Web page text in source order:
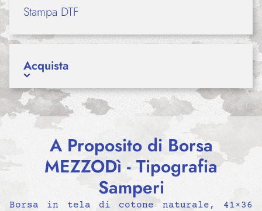
Stampa DTF
Acquista
A Proposito di Borsa
MEZZODì - Tipografia
Samperi
Borsa in tela di cotone naturale, 41×36